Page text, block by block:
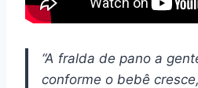
“A fralda de pano a
conforme o bebê